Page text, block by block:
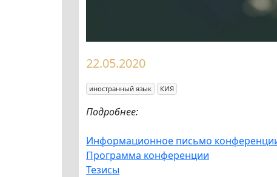
22.05.2020
иностранный язык КИЯ
Подробнее:
Информационное письмо
Программа конференции
Тезисы